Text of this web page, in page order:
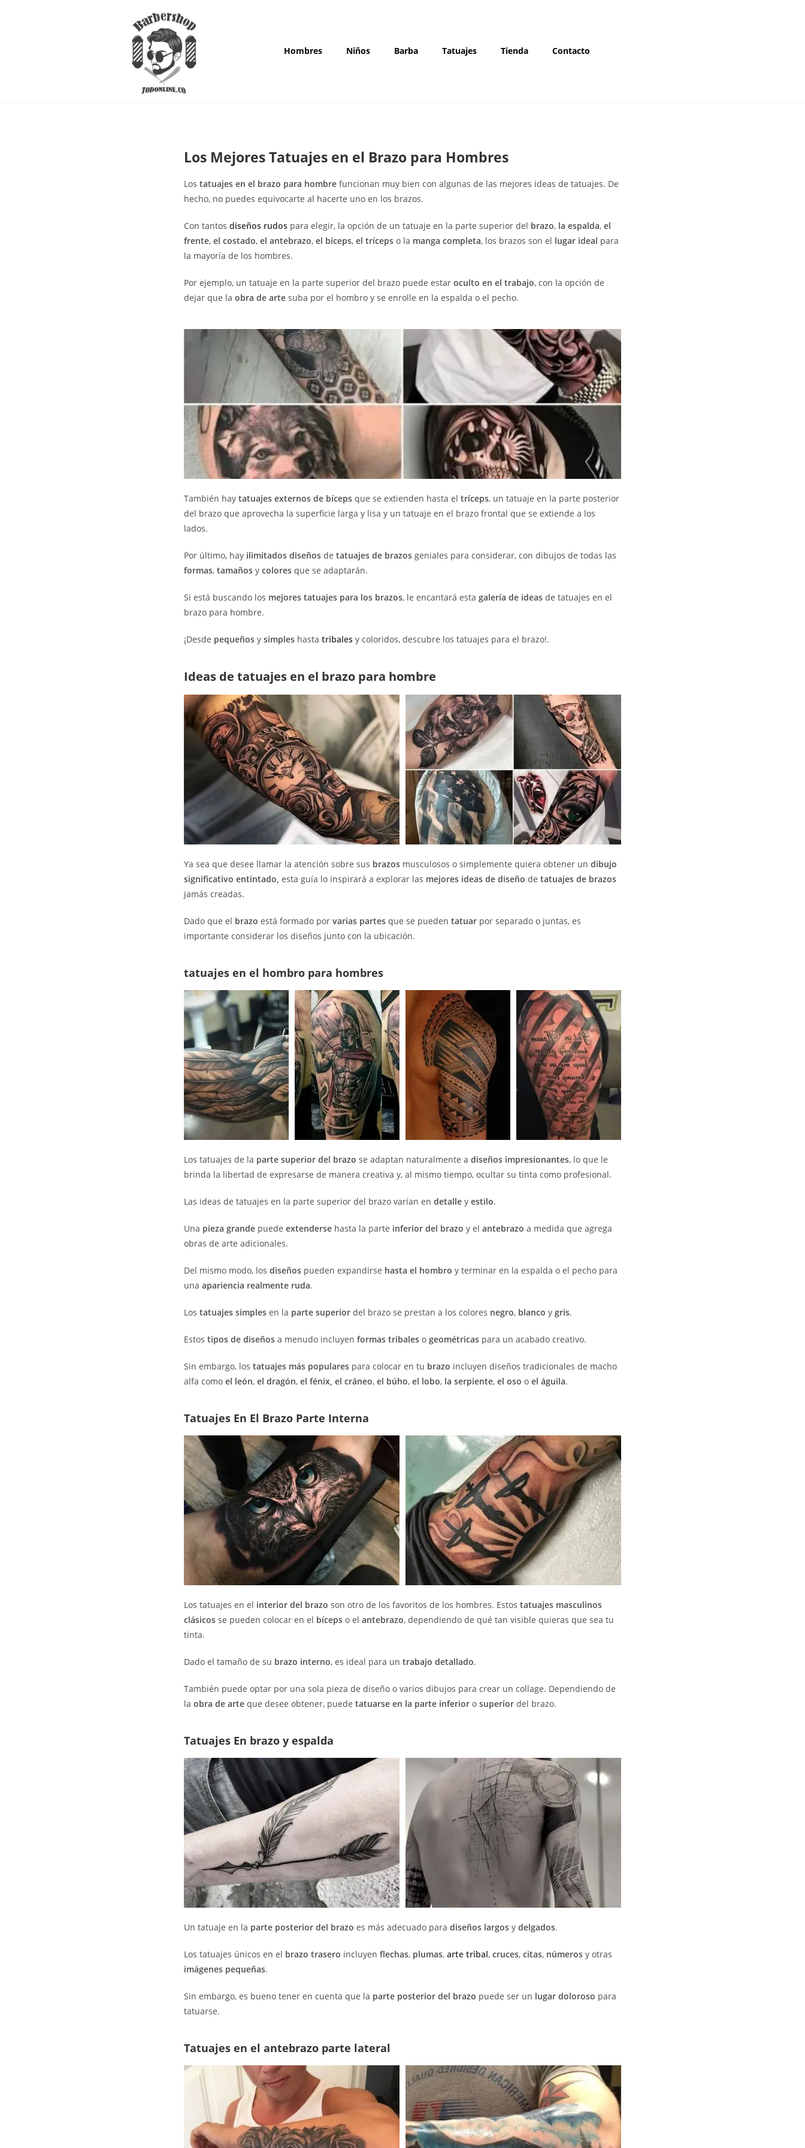
Hombres Niños Barba Tatuajes Tienda Contacto
Los Mejores Tatuajes en el Brazo para Hombres
Los tatuajes en el brazo para hombre funcionan muy bien con algunas de las mejores ideas de tatuajes. De
hecho, no puedes equivocarte al hacerte uno en los brazos.
Con tantos diseños rudos para elegir, la opción de un tatuaje en la parte superior del brazo, la espalda, el
frente, el costado, el antebrazo, el bíceps, el tríceps o la manga completa, los brazos son el lugar ideal para
la mayoría de los hombres.
Por ejemplo, un tatuaje en la parte superior del brazo puede estar oculto en el trabajo, con la opción de
dejar que la obra de arte suba por el hombro y se enrolle en la espalda o el pecho.
También hay tatuajes externos de bíceps que se extienden hasta el tríceps, un tatuaje en la parte posterior
del brazo que aprovecha la superficie larga y lisa y un tatuaje en el brazo frontal que se extiende a los
lados.
Por último, hay ilimitados diseños de tatuajes de brazos geniales para considerar, con dibujos de todas las
formas, tamaños y colores que se adaptarán.
Si está buscando los mejores tatuajes para los brazos, le encantará esta galería de ideas de tatuajes en el
brazo para hombre.
¡Desde pequeños y simples hasta tribales y coloridos, descubre los tatuajes para el brazo!.
Ideas de tatuajes en el brazo para hombre
Ya sea que desee llamar la atención sobre sus brazos musculosos o simplemente quiera obtener un dibujo
significativo entintado, esta guía lo inspirará a explorar las mejores ideas de diseño de tatuajes de brazos
jamás creadas.
Dado que el brazo está formado por varias partes que se pueden tatuar por separado o juntas, es
importante considerar los diseños junto con la ubicación.
tatuajes en el hombro para hombres
Los tatuajes de la parte superior del brazo se adaptan naturalmente a diseños impresionantes, lo que le
brinda la libertad de expresarse de manera creativa y, al mismo tiempo, ocultar su tinta como profesional.
Las ideas de tatuajes en la parte superior del brazo varían en detalle y estilo.
Una pieza grande puede extenderse hasta la parte inferior del brazo y el antebrazo a medida que agrega
obras de arte adicionales.
Del mismo modo, los diseños pueden expandirse hasta el hombro y terminar en la espalda o el pecho para
una apariencia realmente ruda.
Los tatuajes simples en la parte superior del brazo se prestan a los colores negro, blanco y gris.
Estos tipos de diseños a menudo incluyen formas tribales o geométricas para un acabado creativo.
Sin embargo, los tatuajes más populares para colocar en tu brazo incluyen diseños tradicionales de macho
alfa como el león, el dragón, el fénix, el cráneo, el búho, el lobo, la serpiente, el oso o el águila.
Tatuajes En El Brazo Parte Interna
Los tatuajes en el interior del brazo son otro de los favoritos de los hombres. Estos tatuajes masculinos
clásicos se pueden colocar en el bíceps o el antebrazo, dependiendo de qué tan visible quieras que sea tu
tinta.
Dado el tamaño de su brazo interno, es ideal para un trabajo detallado.
También puede optar por una sola pieza de diseño o varios dibujos para crear un collage. Dependiendo de
la obra de arte que desee obtener, puede tatuarse en la parte inferior o superior del brazo.
Tatuajes En brazo y espalda
Un tatuaje en la parte posterior del brazo es más adecuado para diseños largos y delgados.
Los tatuajes únicos en el brazo trasero incluyen flechas, plumas, arte tribal, cruces, citas, números y otras
imágenes pequeñas.
Sin embargo, es bueno tener en cuenta que la parte posterior del brazo puede ser un lugar doloroso para
tatuarse.
Tatuajes en el antebrazo parte lateral